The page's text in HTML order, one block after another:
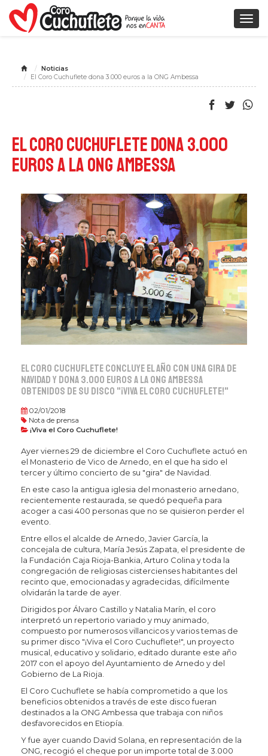
Noticias
El Coro Cuchuflete dona 3.000 euros a la ONG Ambessa
El Coro Cuchuflete dona 3.000
euros a la ONG Ambessa
El Coro Cuchuflete concluye el año con una gira de
Navidad y dona 3.000 euros a la ONG Ambessa
obtenidos de su disco "¡Viva el Coro Cuchuflete!"
02/01/2018
Nota de prensa
¡Viva el Coro Cuchuflete!
Ayer viernes 29 de diciembre el Coro Cuchuflete actuó en
el Monasterio de Vico de Arnedo, en el que ha sido el
tercer y último concierto de su "gira" de Navidad.
En este caso la antigua iglesia del monasterio arnedano,
recientemente restaurada, se quedó pequeña para
acoger a casi 400 personas que no se quisieron perder el
evento.
Entre ellos el alcalde de Arnedo, Javier García, la
concejala de cultura, María Jesús Zapata, el presidente de
la Fundación Caja Rioja-Bankia, Arturo Colina y toda la
congregación de religiosas cistercienses habitantes del
recinto que, emocionadas y agradecidas, difícilmente
olvidarán la tarde de ayer.
Dirigidos por Álvaro Castillo y Natalia Marín, el coro
interpretó un repertorio variado y muy animado,
compuesto por numerosos villancicos y varios temas de
su primer disco "¡Viva el Coro Cuchuflete!", un proyecto
musical, educativo y solidario, editado durante este año
2017 con el apoyo del Ayuntamiento de Arnedo y del
Gobierno de La Rioja.
El Coro Cuchuflete se había comprometido a que los
beneficios obtenidos a través de este disco fueran
destinados a la ONG Ambessa que trabaja con niños
desfavorecidos en Etiopía.
Y fue ayer cuando David Solana, en representación de la
ONG, recogió el cheque por un importe total de 3.000